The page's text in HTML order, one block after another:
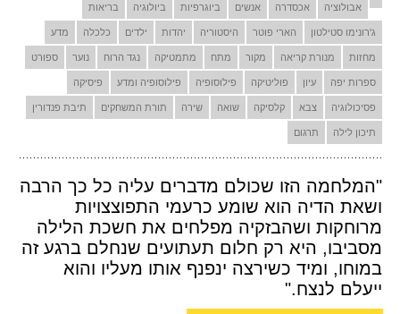
אבולוציה אכסדרה אנשים ביוגרפיות ביולוגיה בריאות
ג'רונימו סטילטון הארי פוטר היסטוריה יהדות ילדים כלכלה מדע
מחזות מנורת קריאה מקור מתח מתמטיקה נגד הרוח נוער ספורט
ספרות יפה עיון פוליטיקה פילוסופיה פילוסופיה ומדע פיסיקה
פסיכולוגיה צבא קלסיקה שואה שירה תורת המשחקים תיבת פנדורין
תיכון לילה תרגום
"המלחמה הזו שכולם מדברים עליה כל כך הרבה
ושאת הדיה הוא שומע כרעמי התפוצצויות
מרוחקות ושהבזקיה מפלחים את חשכת הלילה
מסביבו, היא רק חלום תעתועים שנחלם ברגע זה
במוחו, ומיד כשירצה ינפנף אותו מעליו והוא
ייעלם לנצח."